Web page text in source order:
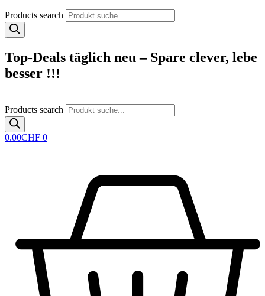
Products search
Top-Deals täglich neu – Spare clever, lebe
besser !!!
Products search
0.00CHF 0